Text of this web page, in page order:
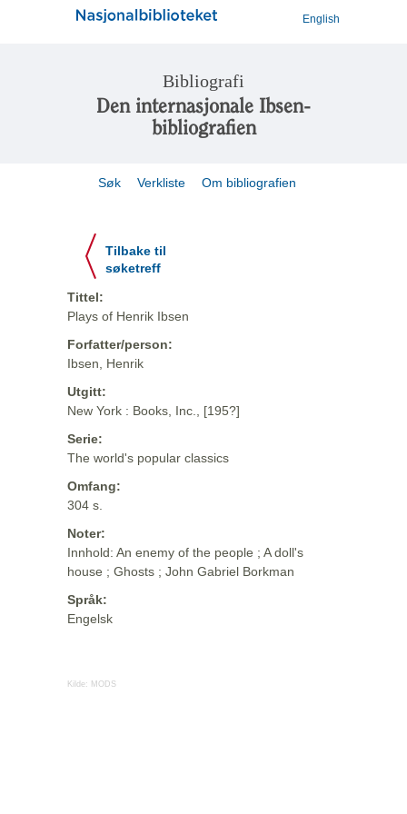
English
Bibliografi
Den internasjonale Ibsen-
bibliografien
Søk Verkliste Om bibliografien
Tilbake til
søketreff
Tittel:
Plays of Henrik Ibsen
Forfatter/person:
Ibsen, Henrik
Utgitt:
New York : Books, Inc., [195?]
Serie:
The world's popular classics
Omfang:
304 s.
Noter:
Innhold: An enemy of the people ; A doll's
house ; Ghosts ; John Gabriel Borkman
Språk:
Engelsk
Kilde: MODS